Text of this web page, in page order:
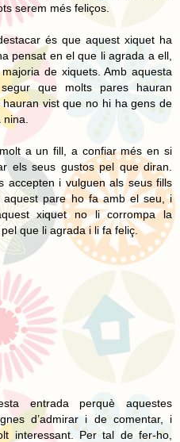
serem més feliços.
és que aquest xiquet ha
pensat en el que li agrada a ell,
de xiquets. Amb aquesta
que molts pares hauran
vist que no hi ha gens de
a un fill, a confiar més en si
els seus gustos pel que diran.
accepten i vulguen als seus fills
pare ho fa amb el seu, i
xiquet no li corrompa la
que li agrada i li fa feliç.
entrada perquè aquestes
d’admirar i de comentar, i
interessant. Per tal de fer-ho,